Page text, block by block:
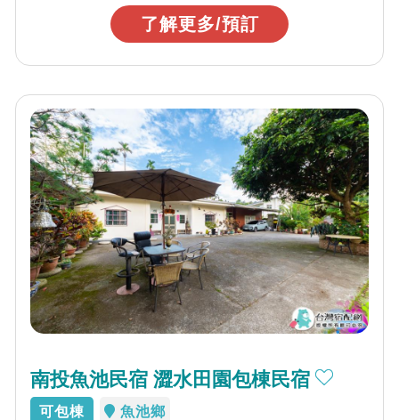
了解更多/預訂
南投魚池民宿 澀水田園包棟民宿
可包棟 魚池鄉